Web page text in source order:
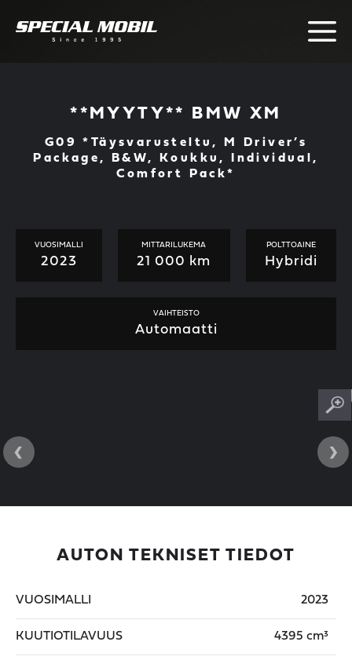
**MYYTY** BMW XM
G09 *Täysvarusteltu, M Driver’s
Package, B&W, Koukku, Individual,
Comfort Pack*
VUOSIMALLI
2023
MITTARILUKEMA
21 000 km
POLTTOAINE
Hybridi
VAIHTEISTO
Automaatti
‹ ›
AUTON TEKNISET TIEDOT
VUOSIMALLI 2023
KUUTIOTILAVUUS 4395 cm³